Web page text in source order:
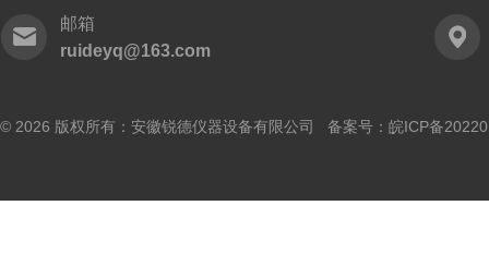
邮箱
ruideyq@163.com
© 2026 版权所有：安徽锐德仪器设备有限公司 备案号： 皖ICP备